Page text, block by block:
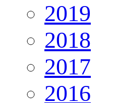
2019
2018
2017
2016